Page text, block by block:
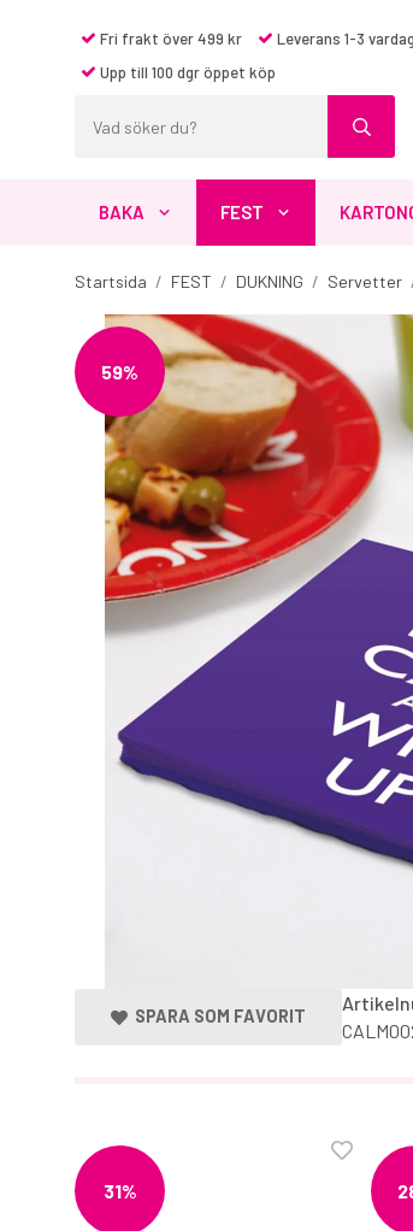
Fri frakt över 499 kr
Leverans 1-3
Upp till 100 dgr öppet köp
BAKA FEST
Startsida / FEST / DUKNING / Servetter
59%
SPARA SOM FAVORIT
31%